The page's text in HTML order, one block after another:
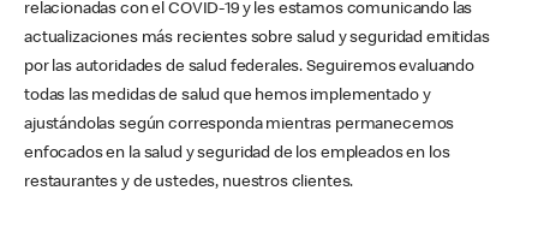
relacionadas con el COVID-19 y les estamos comunicando las
actualizaciones más recientes sobre salud y seguridad emitidas
por las autoridades de salud federales. Seguiremos evaluando
todas las medidas de salud que hemos implementado y
ajustándolas según corresponda mientras permanecemos
enfocados en la salud y seguridad de los empleados en los
restaurantes y de ustedes, nuestros clientes.